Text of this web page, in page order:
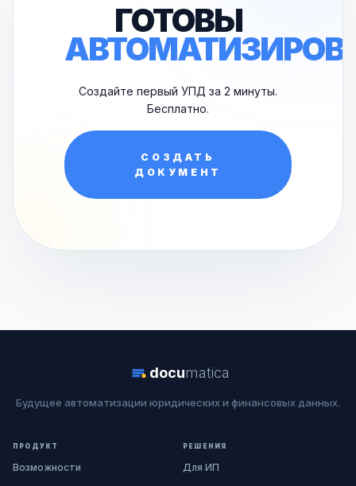
ГОТОВЫ
Создайте первый УПД за 2 минуты.
Бесплатно.
СОЗДАТЬ
ДОКУМЕНТ
documatica
Будущее автоматизации юридических и финансовых данных.
ПРОДУКТ
Возможности
РЕШЕНИЯ
Для ИП